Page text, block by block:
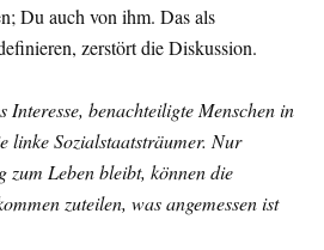
Du auch von ihm. Das als
zerstört die Diskussion.
Interesse, benachteiligte Menschen in
linke Sozialstaatsträumer. Nur
zum Leben bleibt, können die
zuteilen, was angemessen ist